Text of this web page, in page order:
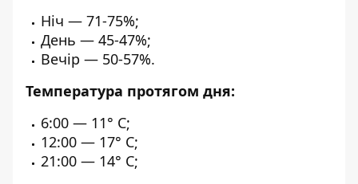
Ніч — 71-75%;
День — 45-47%;
Вечір — 50-57%.
Температура протягом дня:
6:00 — 11° C;
12:00 — 17° C;
21:00 — 14° С;